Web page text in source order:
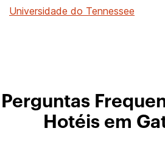
Universidade do Tennessee
Perguntas
Hotéis em